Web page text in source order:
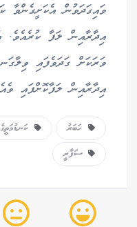
ވައިގަދަވުން އެކަށީގެންވާ
އިދާރާއިން ލަފާ ކުރެއެވެ.
ވަރަކަށް ގަދަވެފައި
އިދާރާއިން ލަފާކޮށްފައި
ހަބަރު
ސަފާރީ